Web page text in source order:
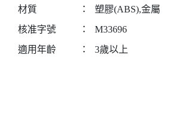
材質
：
塑膠(ABS),金屬
核准字號
：
M33696
適用年齡
： 3歲以上